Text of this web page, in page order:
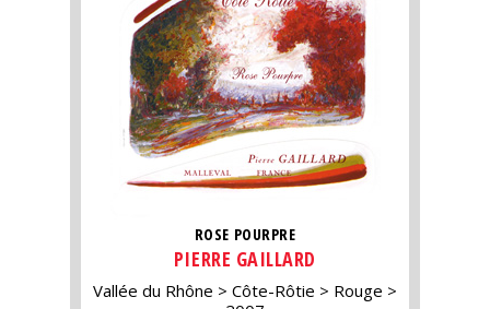
ROSE POURPRE
PIERRE GAILLARD
Vallée du Rhône Côte-Rôtie
Rouge